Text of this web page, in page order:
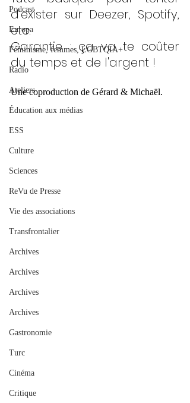
Podcast
Europa
Féminisme, femmes, LGBTQIA+
Radio
Ateliers
Éducation aux médias
ESS
Culture
Sciences
ReVu de Presse
Vie des associations
Transfrontalier
Archives
Archives
Archives
Archives
Gastronomie
Turc
Cinéma
Critique
d'exister sur Deezer, Spotify,
etc.
Garantie : ça va te coûter
du temps et de l'argent !
Une coproduction de Gérard & Michaël.